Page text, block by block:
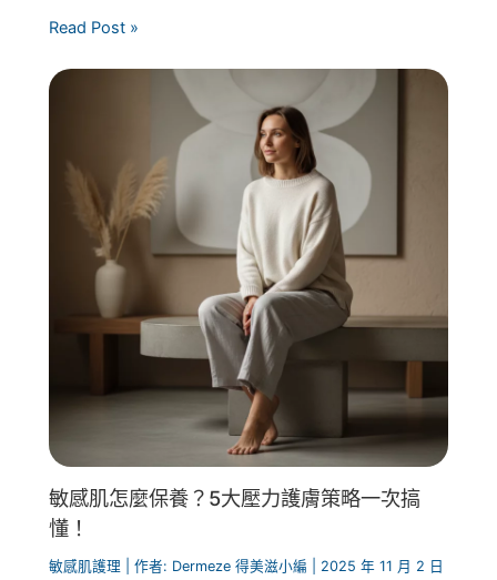
Read Post »
敏感肌怎麼保養？5大壓力護膚策略一次搞
懂！
敏感肌護理 | 作者: Dermeze 得美滋小編 2025 年 11 月 2 日